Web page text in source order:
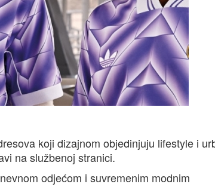
koji dizajnom objedinjuju lifestyle i
na službenoj stranici.
odjećom i suvremenim modnim